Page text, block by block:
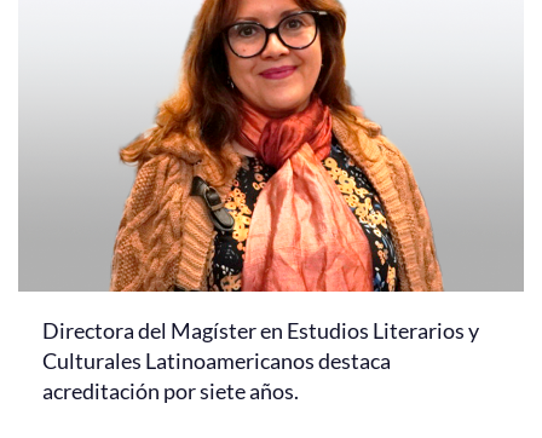
Directora del Magíster en Estudios Literarios y
Culturales Latinoamericanos destaca
acreditación por siete años.